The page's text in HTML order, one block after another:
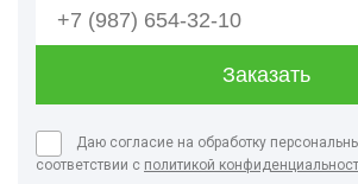
Даю согласие на обработку
соответствии с политикой